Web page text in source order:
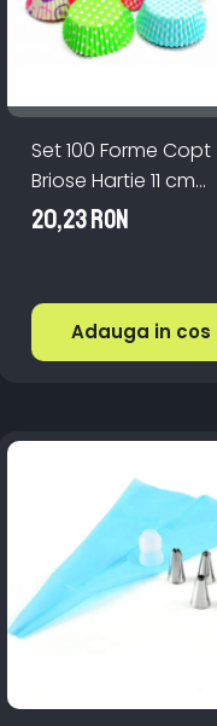
Set 100 Forme Copt
Briose Hartie 11 cm
Multicolore TopBazar
20,23 RON
Adauga in cos